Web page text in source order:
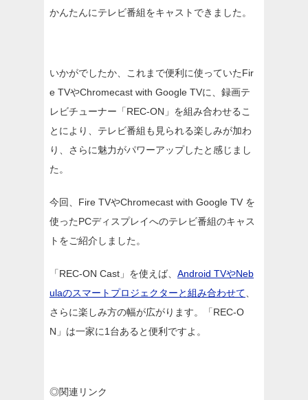
かんたんにテレビ番組をキャストできました。
いかがでしたか、これまで便利に使っていたFir
e TVやChromecast with Google TVに、録画テ
レビチューナー「REC-ON」を組み合わせるこ
とにより、テレビ番組も見られる楽しみが加わ
り、さらに魅力がパワーアップしたと感じまし
た。
今回、Fire TVやChromecast with Google TV を
使ったPCディスプレイへのテレビ番組のキャス
トをご紹介しました。
「REC-ON Cast」を使えば、 Android TVやNeb
ulaのスマートプロジェクターと組み合わせて
さらに楽しみ方の幅が広がります。「REC-O
N」は一家に1台あると便利ですよ。
◎関連リンク